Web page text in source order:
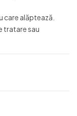
care alăptează.
tratare sau